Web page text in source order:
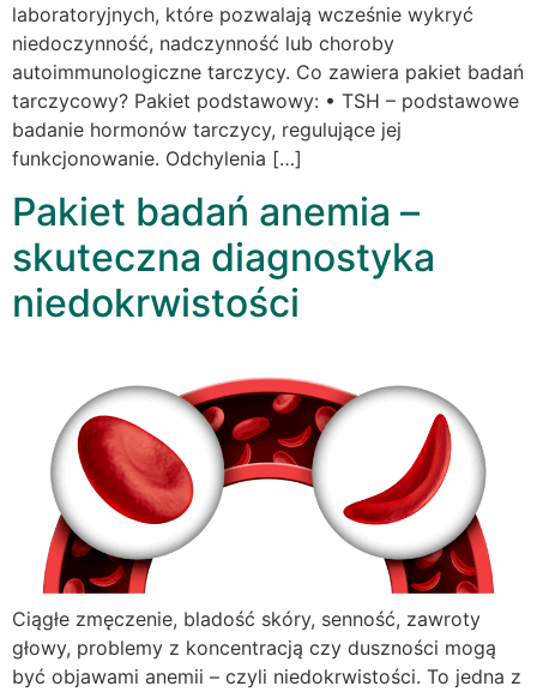
laboratoryjnych, które pozwalają wcześnie wykryć
niedoczynność, nadczynność lub choroby
autoimmunologiczne tarczycy. Co zawiera pakiet badań
tarczycowy? Pakiet podstawowy: • TSH – podstawowe
badanie hormonów tarczycy, regulujące jej
funkcjonowanie. Odchylenia […]
Pakiet badań anemia –
skuteczna diagnostyka
niedokrwistości
Ciągłe zmęczenie, bladość skóry, senność, zawroty
głowy, problemy z koncentracją czy duszności mogą
być objawami anemii – czyli niedokrwistości. To jedna z